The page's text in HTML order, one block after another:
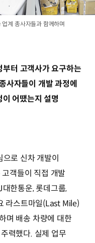
계 종사자들과 함께하며
터 고객사가 요구하는
사자들이 개발 과정에
어땠는지 설명
로 신차 개발이
객들이 직접 개발
한통운, 롯데그룹,
라스트마일(Last Mile)
며 배송 차량에 대한
력했다. 실제 업무